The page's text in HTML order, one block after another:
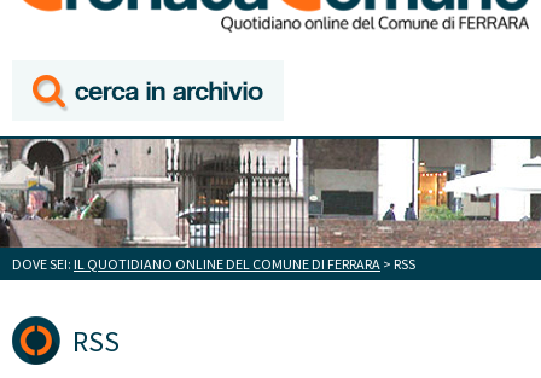
DOVE SEI: IL QUOTIDIANO ONLINE DEL COMUNE DI FERRARA > RSS
RSS